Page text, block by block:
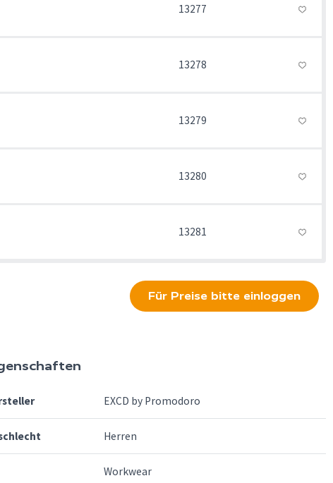
13277
13278
13279
13280
13281
Für Preise bitte einloggen
EXCD by Promodoro
Herren
Workwear